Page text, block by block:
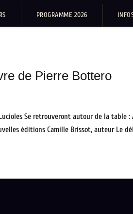
PROGRAMME 2026
de Pierre Bottero
Se retrouveront autour de la table :
éditions Camille Brissot, auteur Le